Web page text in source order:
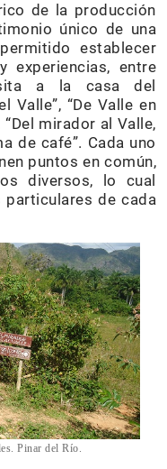
de la producción
único de una
establecer
experiencias, entre
a la casa del
Valle”, “De Valle en
“Del mirador al Valle,
de café”. Cada uno
puntos en común,
diversos, lo cual
de cada
Pinar del Río.